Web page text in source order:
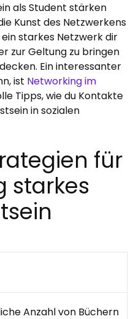
als Student stärken
Kunst des Netzwerkens
starkes Netzwerk dir
zur Geltung zu bringen
Ein interessanter
ist Networking im
Tipps, wie du Kontakte
in sozialen
für
starkes
Anzahl von Büchern